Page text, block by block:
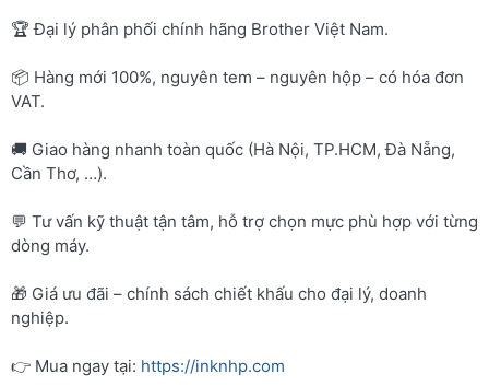
🏆 Đại lý phân phối chính hãng Brother Việt Nam.
📦 Hàng mới 100%, nguyên tem – nguyên hộp – có hóa đơn
VAT.
🚚 Giao hàng nhanh toàn quốc (Hà Nội, TP.HCM, Đà Nẵng,
Cần Thơ, …).
💬 Tư vấn kỹ thuật tận tâm, hỗ trợ chọn mực phù hợp với từng
dòng máy.
🎁 Giá ưu đãi – chính sách chiết khấu cho đại lý, doanh
nghiệp.
👉 Mua ngay tại: https://inknhp.com